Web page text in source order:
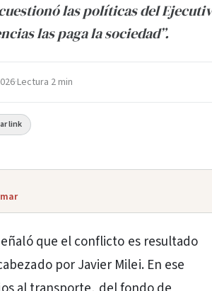
las políticas del
las paga la sociedad”.
·Lectura 2 min
link
que el conflicto es resultado
por Javier Milei. En ese